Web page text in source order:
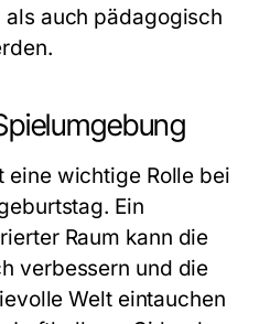
auch pädagogisch
eine wichtige Rolle bei
. Ein
Raum kann die
verbessern und die
Welt eintauchen